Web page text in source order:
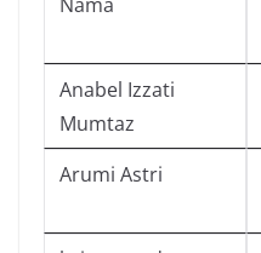
Anabel Izzati
Mumtaz
Arumi Astri